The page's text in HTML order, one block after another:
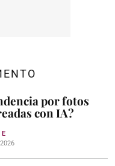
por fotos
con IA?